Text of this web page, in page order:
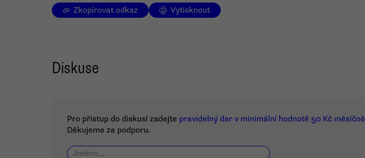
Zkopírovat odkaz Vytisknout
Diskuse
Pro přístup do diskusí zadejte pravidelný dar v minimální hodnotě 50 Kč měsíčně
Děkujeme za podporu.